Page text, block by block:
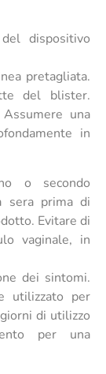
dispositivo
pretagliata.
del blister.
una
in
o secondo
sera prima di
Evitare di
vaginale, in
dei sintomi.
utilizzato per
di utilizzo
per una